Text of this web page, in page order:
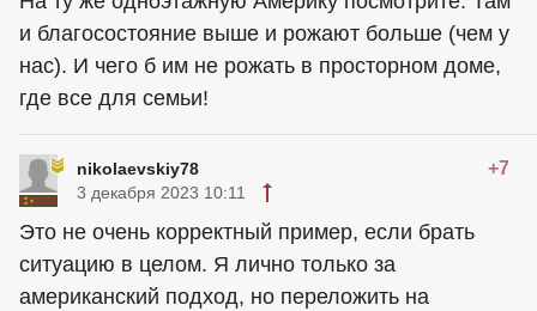
и благосостояние выше и рожают больше (чем у
нас). И чего б им не рожать в просторном доме,
где все для семьи!
nikolaevskiy78 +7
3 декабря 2023 10:11
Это не очень корректный пример, если брать
ситуацию в целом. Я лично только за
американский подход, но переложить на